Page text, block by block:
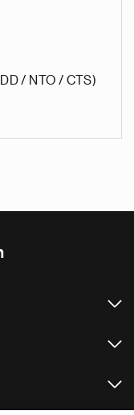
/ NTO / CTS)